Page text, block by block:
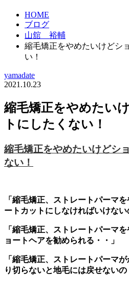
HOME
ブログ
山舘 裕輔
縮毛矯正をやめたいけどシ
い！
yamadate
2021.10.23
縮毛矯正をやめたい
トにしたくない！
縮毛矯正をやめたいけどシ
ない！
「縮毛矯正、ストレートパーマ
ートカットにしなければいけない
「縮毛矯正、ストレートパーマ
ョートヘアを勧められる・・」
「縮毛矯正、ストレートパーマ
り切らないと地毛には戻せないの